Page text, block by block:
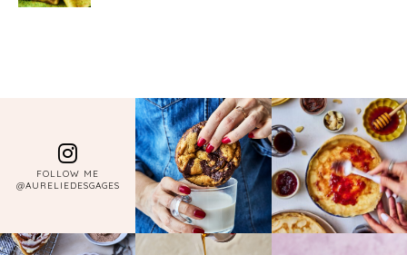
FOLLOW ME
@AURELIEDESGAGES